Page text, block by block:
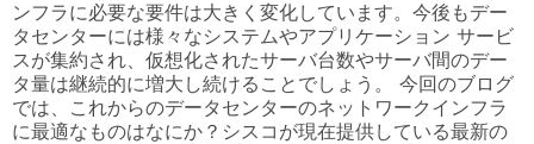
ンフラに必要な要件は大きく変化しています。今後もデー
タセンターには様々なシステムやアプリケーション サービ
スが集約され、仮想化されたサーバ台数やサーバ間のデー
タ量は継続的に増大し続けることでしょう。 今回のブログ
では、これからのデータセンターのネットワークインフラ
に最適なものはなにか？シスコが現在提供している最新の